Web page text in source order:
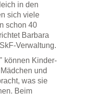
in den
sich viele
schon 40
Barbara
Verwaltung.
können Kinder-
und
was sie
Beim